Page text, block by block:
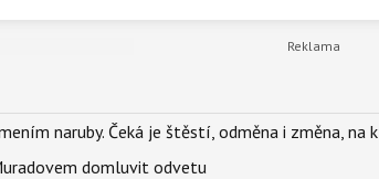
naruby. Čeká je štěstí, odměna i změna, na
domluvit odvetu